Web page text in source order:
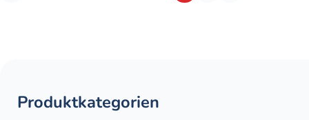
Produktkategorien